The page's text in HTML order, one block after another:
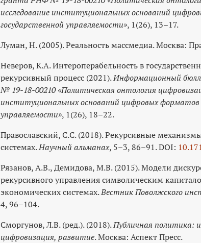
исследование институциональных оснований
государственной управляемости», 1(26), 13–17.
Луман, Н. (2005). Реальность массмедиа. Москва:
Неверов, К.А. Интероперабельность в
рекурсивный процесс (2021).Информационный
№ 19-18-00210 «Политическая онтология
институциональных оснований цифровых форматов
управляемости», 1(26), 18–22.
Православский, С.С. (2018). Рекурсивные
системах.Научный альманах, 5–3, 86–91. DOI:
Рязанов, А.В., Демидова, М.В. (2015). Модели
рекурсивного управления символическим
экономических системах.Вестник Поволжского
4, 96–104.
Сморгунов, Л.В. (ред.). (2018).Публичная политика:
цифровизация, развитие. Москва: Аспект Пресс.